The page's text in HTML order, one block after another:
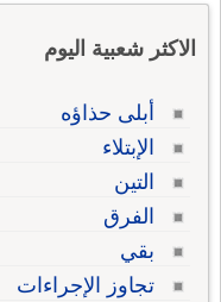
الاكثر شعبية اليوم
أبلى حذاؤه
الإبتلاء
التين
الفرق
بقي
تجاوز الإجراءات